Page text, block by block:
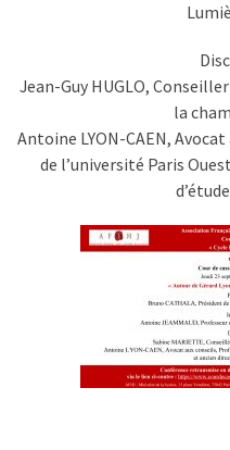
Jean-Guy HUGLO,
la
Antoine LYON-CAEN,
de l’université Paris